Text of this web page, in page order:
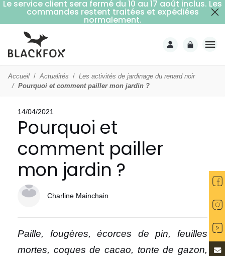
Livraison offerte dès 59€ d'achats (point relais)
Accueil Actualités
Les activités de jardinage du renard noir
Pourquoi et comment pailler mon jardin ?
14/04/2021
Pourquoi et
comment pailler
mon jardin ?
Charline Mainchain
Paille, fougères, écorces de pin, feuilles
mortes, coques de cacao, tonte de gazon,
Le service client sera fermé du 10 au 17 août inclus. Les
commandes restent traitées et expédiées
normalement.